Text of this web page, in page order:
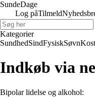
SundeDage
Log påTilmeld
Kategorier
SundhedSindFysiskSøvnKost
Indkøb via
Bipolar lidelse og alkohol: